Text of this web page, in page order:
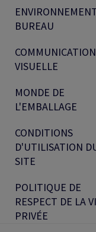
BUREAU
COMMUNICATION
VISUELLE
MONDE DE
L'EMBALLAGE
CONDITIONS
D'UTILISATION
SITE
POLITIQUE DE
RESPECT DE LA
PRIVÉE